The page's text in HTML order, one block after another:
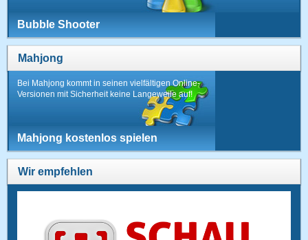
Bubble Shooter
Mahjong
Bei Mahjong kommt in seinen vielfältigen Online-
Versionen mit Sicherheit keine Langeweile auf!
Mahjong kostenlos spielen
Wir empfehlen